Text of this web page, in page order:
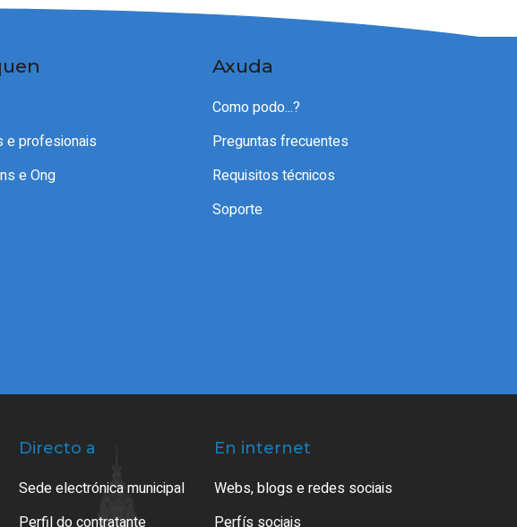
e profesionais
e Ong
Axuda
Como podo...?
Preguntas frecuentes
Requisitos técnicos
Soporte
Directo a
Sede electrónica municipal
En internet
Webs, blogs e redes sociais